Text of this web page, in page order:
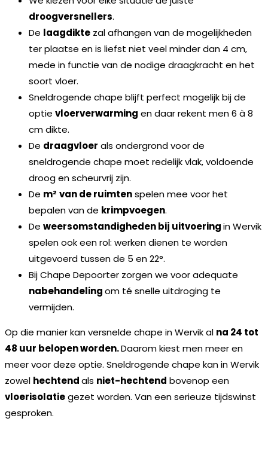
droogversnellers.
De laagdikte zal afhangen van de mogelijkheden
ter plaatse en is liefst niet veel minder dan 4 cm,
mede in functie van de nodige draagkracht en het
soort vloer.
Sneldrogende chape blijft perfect mogelijk bij de
optie vloerverwarming en daar rekent men 6 à 8
cm dikte.
De draagvloer als ondergrond voor de
sneldrogende chape moet redelijk vlak, voldoende
droog en scheurvrij zijn.
De m² van de ruimtenspelen mee voor het
bepalen van de krimpvoegen.
De weersomstandigheden bij uitvoeringin Wervik
spelen ook een rol: werken dienen te worden
uitgevoerd tussen de 5 en 22°.
Bij Chape Depoorter zorgen we voor adequate
nabehandelingom té snelle uitdroging te
vermijden.
Op die manier kan versnelde chape in Wervik al na 24 tot
48 uur belopen worden.Daarom kiest men meer en
meer voor deze optie. Sneldrogende chape kan in Wervik
zowel hechtendals niet-hechtend bovenop een
vloerisolatiegezet worden. Van een serieuze tijdswinst
gesproken.